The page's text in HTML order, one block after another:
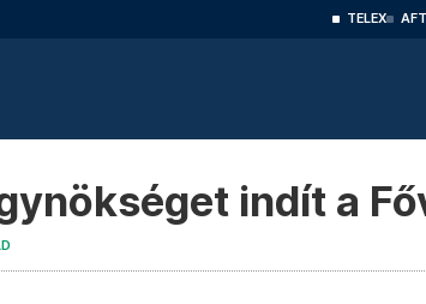
TELEX
indít a